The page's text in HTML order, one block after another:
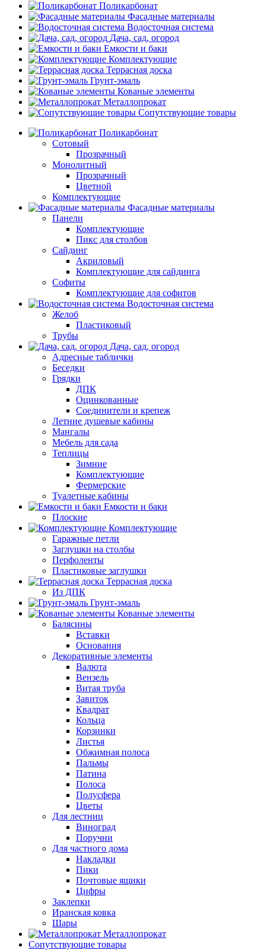
Поликарбонат
Фасадные материалы
Водосточная система
Дача, сад, огород
Емкости и баки
Комплектующие
Террасная доска
Грунт-эмаль
Кованые элементы
Металлопрокат
Сопутствующие товары
Поликарбонат
Сотовый
Прозрачный
Монолитный
Прозрачный
Цветной
Комплектующие
Фасадные материалы
Панели
Комплектующие
Пикс для столбов
Сайдинг
Акриловый
Комплектующие для сайдинга
Софиты
Комплектующие для софитов
Водосточная система
Желоб
Пластиковый
Трубы
Дача, сад, огород
Адресные таблички
Беседки
Грядки
ДПК
Оцинкованные
Соединители и крепеж
Летние душевые кабины
Мангалы
Мебель для сада
Теплицы
Зимние
Комплектующие
Фермерские
Туалетные кабины
Емкости и баки
Плоские
Комплектующие
Гаражные петли
Заглушки на столбы
Перфоленты
Пластиковые заглушки
Террасная доска
Из ДПК
Грунт-эмаль
Кованые элементы
Балясины
Вставки
Основания
Декоративные элементы
Валюта
Вензель
Витая труба
Завиток
Квадрат
Кольца
Корзинки
Листья
Обжимная полоса
Пальмы
Патина
Полоса
Полусфера
Цветы
Для лестниц
Виноград
Поручни
Для частного дома
Накладки
Пики
Почтовые ящики
Цифры
Заклепки
Иранская ковка
Шары
Металлопрокат
Сопутствующие товары